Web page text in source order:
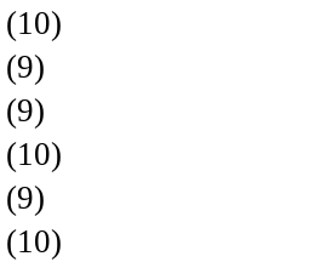
(10)
(9)
(9)
(10)
(9)
(10)